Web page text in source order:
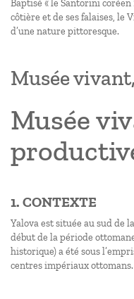
Baptisé « le Santorini
côtière et de ses falaises, le
d’une nature pittoresque.
Musée
Musée
1. CONTEXTE
Yalova est située au sud de
début de la période
historique) a été sous
centres impériaux ottomans.